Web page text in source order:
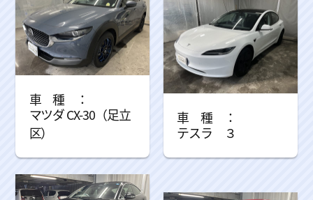
マツダ CX-30（足立
区）
テスラ ３